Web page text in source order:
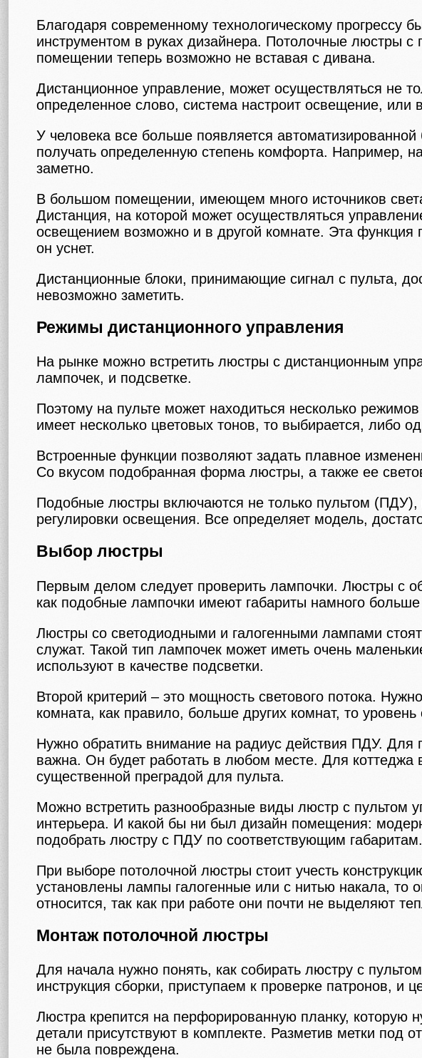
Благодаря современному технологическому прогрессу
инструментом в руках дизайнера. Потолочные люстры с
помещении теперь возможно не вставая с дивана.
Дистанционное управление, может осуществляться не
определенное слово, система настроит освещение, или
У человека все больше появляется
получать определенную степень комфорта. Например,
заметно.
В большом помещении, имеющем много источников
Дистанция, на которой может осуществляться
освещением возможно и в другой комнате. Эта функция
он уснет.
Дистанционные блоки, принимающие сигнал с пульта,
невозможно заметить.
Режимы дистанционного управления
На рынке можно встретить люстры с дистанционным
лампочек, и подсветке.
Поэтому на пульте может находиться несколько
имеет несколько цветовых тонов, то выбирается, либо
Встроенные функции позволяют задать плавное
Со вкусом подобранная форма люстры, а также ее
Подобные люстры включаются не только пультом
регулировки освещения. Все определяет модель,
Выбор люстры
Первым делом следует проверить лампочки. Люстры с
как подобные лампочки имеют габариты намного
Люстры со светодиодными и галогенными лампами
служат. Такой тип лампочек может иметь очень
используют в качестве подсветки.
Второй критерий – это мощность светового потока.
комната, как правило, больше других комнат, то
Нужно обратить внимание на радиус действия ПДУ. Для
важна. Он будет работать в любом месте. Для коттеджа
существенной преградой для пульта.
Можно встретить разнообразные виды люстр с пультом
интерьера. И какой бы ни был дизайн помещения:
подобрать люстру с ПДУ по соответствующим габаритам.
При выборе потолочной люстры стоит учесть
установлены лампы галогенные или с нитью накала,
относится, так как при работе они почти не выделяют
Монтаж потолочной люстры
Для начала нужно понять, как собирать люстру с
инструкция сборки, приступаем к проверке патронов, и
Люстра крепится на перфорированную планку, которую
детали присутствуют в комплекте. Разметив метки под
не была повреждена.